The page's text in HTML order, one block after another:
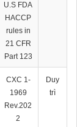
U.S FDA
HACCP
rules in
21 CFR
Part 123
CXC 1-
1969
Rev.202
2
Duy
trì